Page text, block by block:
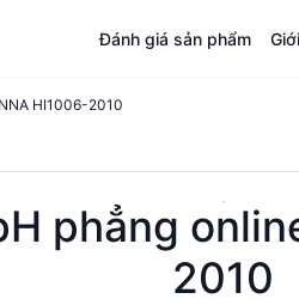
Đánh giá sản phẩm
HI1006-2010
phẳng
2010